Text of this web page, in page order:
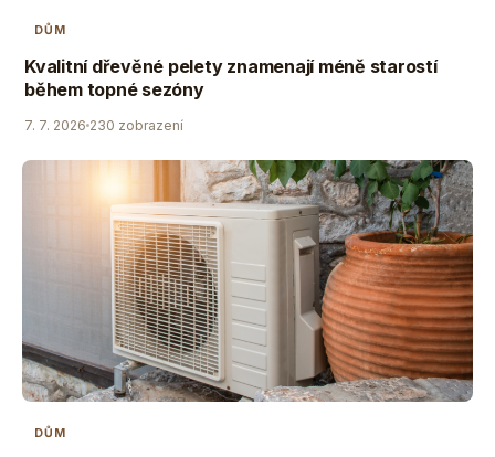
DŮM
Kvalitní dřevěné pelety znamenají méně starostí
během topné sezóny
7. 7. 2026 230 zobrazení
DŮM